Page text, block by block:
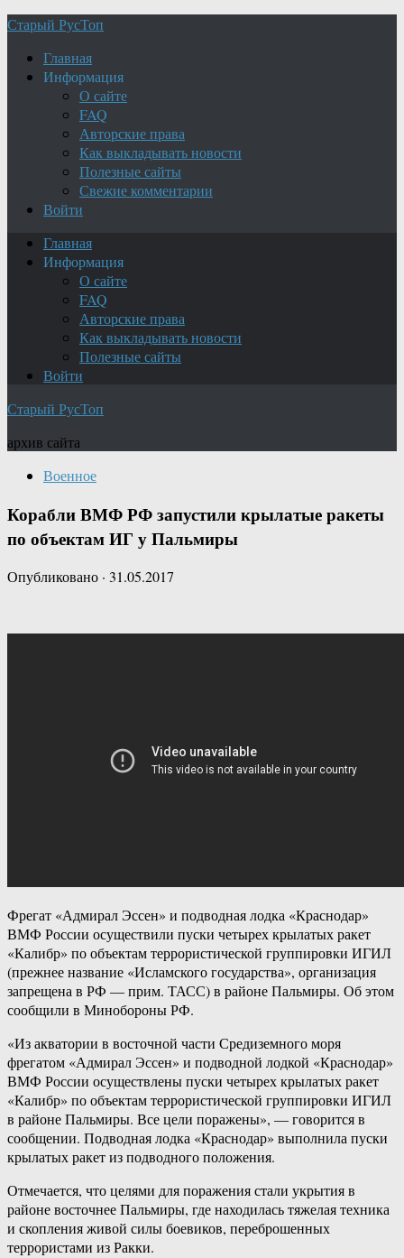
Старый РусТоп
Главная
Информация
О сайте
FAQ
Авторские права
Как выкладывать новости
Полезные сайты
Свежие комментарии
Войти
Главная
Информация
О сайте
FAQ
Авторские права
Как выкладывать новости
Полезные сайты
Войти
Старый РусТоп
архив сайта
Военное
Корабли ВМФ РФ запустили крылатые ракеты
по объектам ИГ у Пальмиры
Опубликовано · 31.05.2017
Фрегат «Адмирал Эссен» и подводная лодка «Краснодар»
ВМФ России осуществили пуски четырех крылатых ракет
«Калибр» по объектам террористической группировки ИГИЛ
(прежнее название «Исламского государства», организация
запрещена в РФ — прим. ТАСС) в районе Пальмиры. Об этом
сообщили в Минобороны РФ.
«Из акватории в восточной части Средиземного моря
фрегатом «Адмирал Эссен» и подводной лодкой «Краснодар»
ВМФ России осуществлены пуски четырех крылатых ракет
«Калибр» по объектам террористической группировки ИГИЛ
в районе Пальмиры. Все цели поражены», — говорится в
сообщении. Подводная лодка «Краснодар» выполнила пуски
крылатых ракет из подводного положения.
Отмечается, что целями для поражения стали укрытия в
районе восточнее Пальмиры, где находилась тяжелая техника
и скопления живой силы боевиков, переброшенных
террористами из Ракки.